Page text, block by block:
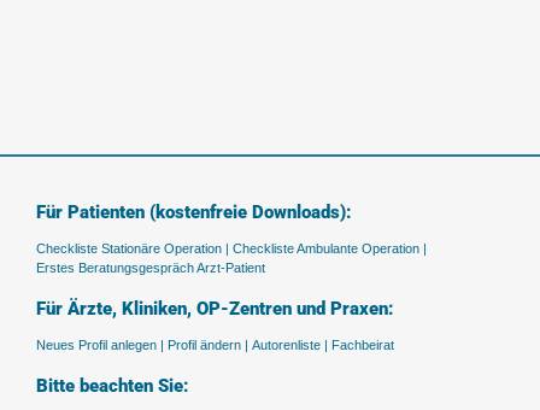
Für Patienten (kostenfreie Downloads):
Checkliste Stationäre Operation | Checkliste Ambulante Operation |
Erstes Beratungsgespräch Arzt-Patient
Für Ärzte, Kliniken, OP-Zentren und Praxen:
Neues Profil anlegen | Profil ändern | Autorenliste | Fachbeirat
Bitte beachten Sie: